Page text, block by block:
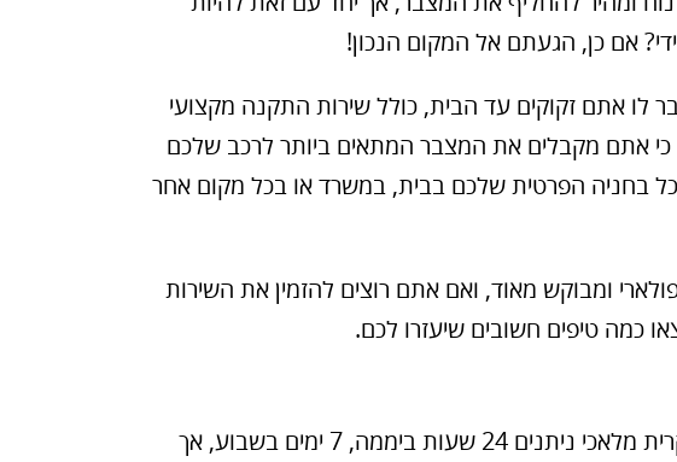
אם כן, הגעתם אל המקום הנכון!
לו אתם זקוקים עד הבית, כולל שירות התקנה מקצועי
אתם מקבלים את המצבר המתאים ביותר לרכב שלכם
בחניה הפרטית שלכם בבית, במשרד או בכל מקום אחר
ומבוקש מאוד, ואם אתם רוצים להזמין את השירות
כמה טיפים חשובים שיעזרו לכם.
בקרית מלאכי ניתנים 24 שעות ביממה, 7 ימים בשבוע, אך